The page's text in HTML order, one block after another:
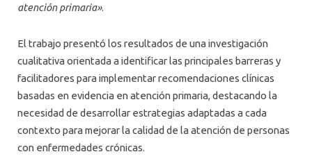
atención primaria».
El trabajo presentó los resultados de una investigación
cualitativa orientada a identificar las principales barreras y
facilitadores para implementar recomendaciones clínicas
basadas en evidencia en atención primaria, destacando la
necesidad de desarrollar estrategias adaptadas a cada
contexto para mejorar la calidad de la atención de personas
con enfermedades crónicas.